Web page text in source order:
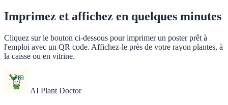
Imprimez et affichez en quelques minutes
Cliquez sur le bouton ci-dessous pour imprimer un poster prêt à
l'emploi avec un QR code. Affichez-le près de votre rayon plantes, à
la caisse ou en vitrine.
AI Plant Doctor